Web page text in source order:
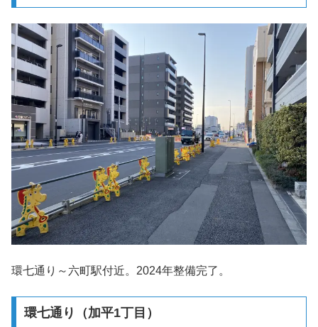
環七通り～六町駅付近。2024年整備完了。
環七通り（加平1丁目）